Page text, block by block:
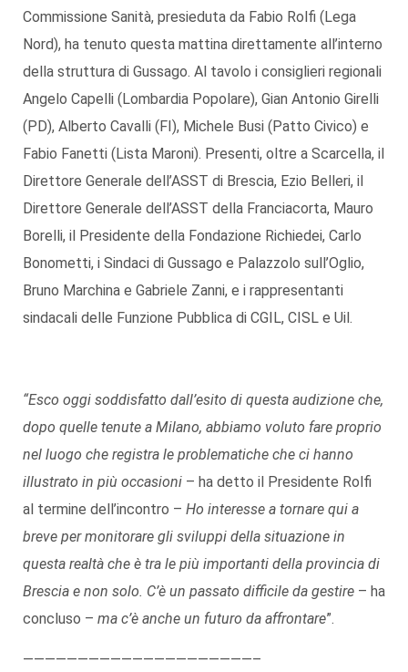
Commissione Sanità, presieduta da Fabio Rolfi (Lega
Nord), ha tenuto questa mattina direttamente all’interno
della struttura di Gussago. Al tavolo i consiglieri regionali
Angelo Capelli (Lombardia Popolare), Gian Antonio Girelli
(PD), Alberto Cavalli (FI), Michele Busi (Patto Civico) e
Fabio Fanetti (Lista Maroni). Presenti, oltre a Scarcella, il
Direttore Generale dell’ASST di Brescia, Ezio Belleri, il
Direttore Generale dell’ASST della Franciacorta, Mauro
Borelli, il Presidente della Fondazione Richiedei, Carlo
Bonometti, i Sindaci di Gussago e Palazzolo sull’Oglio,
Bruno Marchina e Gabriele Zanni, e i rappresentanti
sindacali delle Funzione Pubblica di CGIL, CISL e Uil.
“Esco oggi soddisfatto dall’esito di questa audizione che,
dopo quelle tenute a Milano, abbiamo voluto fare proprio
nel luogo che registra le problematiche che ci hanno
illustrato in più occasioni – ha detto il Presidente Rolfi
al termine dell’incontro – Ho interesse a tornare qui a
breve per monitorare gli sviluppi della situazione in
questa realtà che è tra le più importanti della provincia di
Brescia e non solo. C’è un passato difficile da gestire – ha
concluso – ma c’è anche un futuro da affrontare”.
—————————————————————–